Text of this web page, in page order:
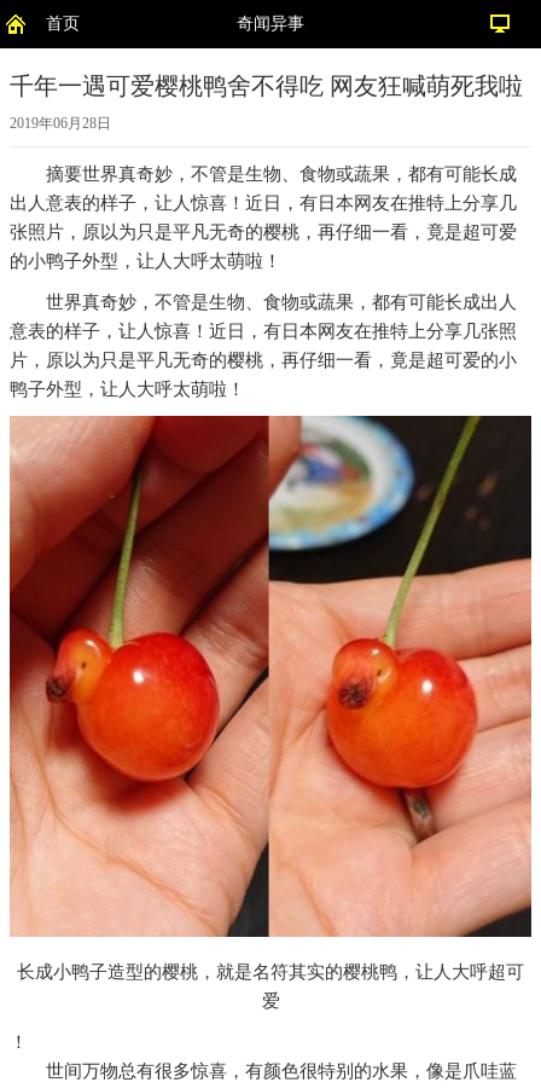
首页 奇闻异事
千年一遇可爱樱桃鸭舍不得吃 网友狂喊萌死我啦
2019年06月28日
摘要世界真奇妙，不管是生物、食物或蔬果，都有可能长成
出人意表的样子，让人惊喜！近日，有日本网友在推特上分享几
张照片，原以为只是平凡无奇的樱桃，再仔细一看，竟是超可爱
的小鸭子外型，让人大呼太萌啦！
世界真奇妙，不管是生物、食物或蔬果，都有可能长成出人
意表的样子，让人惊喜！近日，有日本网友在推特上分享几张照
片，原以为只是平凡无奇的樱桃，再仔细一看，竟是超可爱的小
鸭子外型，让人大呼太萌啦！
长成小鸭子造型的樱桃，就是名符其实的樱桃鸭，让人大呼超可
爱
！
世间万物总有很多惊喜，有颜色很特别的水果，像是爪哇蓝